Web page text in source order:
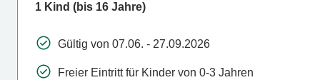
1 Kind (bis 16 Jahre)
Gültig von 07.06. - 27.09.2026
Freier Eintritt für Kinder von 0-3 Jahren